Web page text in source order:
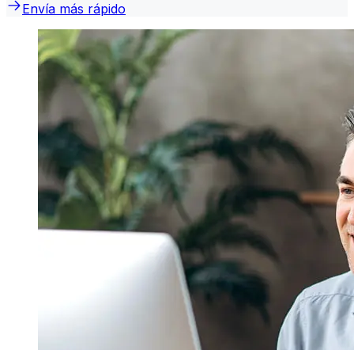
Envía más rápido